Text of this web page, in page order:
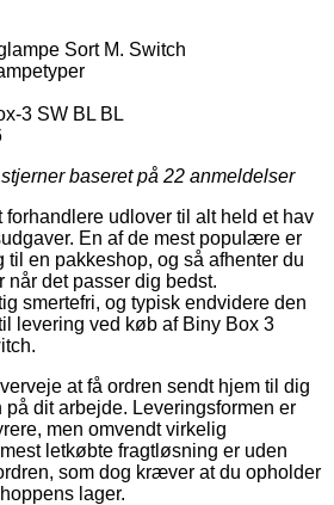
Sort M. Switch
3 SW BL BL
baseret på 22 anmeldelser
udlover til alt held et hav
En af de mest populære er
til en pakkeshop, og så afhenter du
når det passer dig bedst.
smertefri, og typisk endvidere den
levering ved køb af Biny Box 3
at få ordren sendt hjem til dig
dit arbejde. Leveringsformen er
men omvendt virkelig
letkøbte fragtløsning er uden
som dog kræver at du opholder
lager.